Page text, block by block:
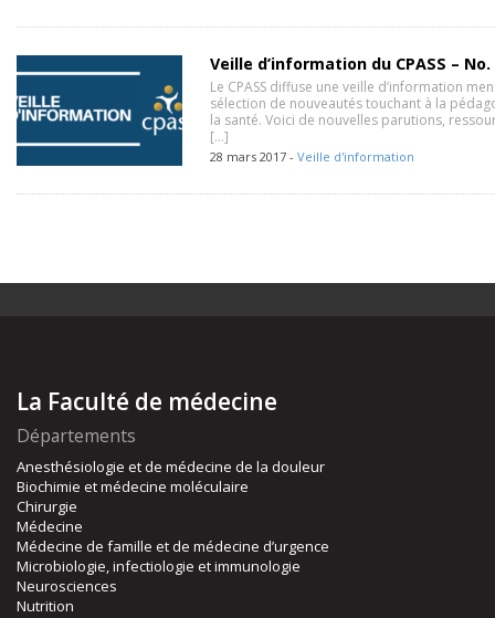
Veille d’information du CPASS – No.
Le CPASS diffuse une veille d’information
sélection de nouveautés touchant à la
la santé. Voici de nouvelles parutions,
[…]
28 mars 2017 - Veille d'information
La Faculté de médecine
Départements
Anesthésiologie et de médecine de la douleur
Biochimie et médecine moléculaire
Chirurgie
Médecine
Médecine de famille et de médecine d’urgence
Microbiologie, infectiologie et immunologie
Neurosciences
Nutrition